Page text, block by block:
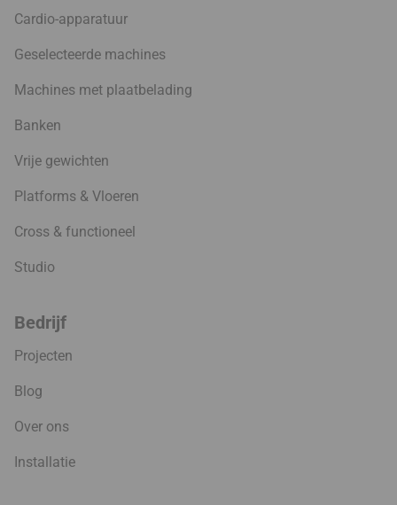
Cardio-apparatuur
Geselecteerde machines
Machines met plaatbelading
Banken
Vrije gewichten
Platforms & Vloeren
Cross & functioneel
Studio
Bedrijf
Projecten
Blog
Over ons
Installatie